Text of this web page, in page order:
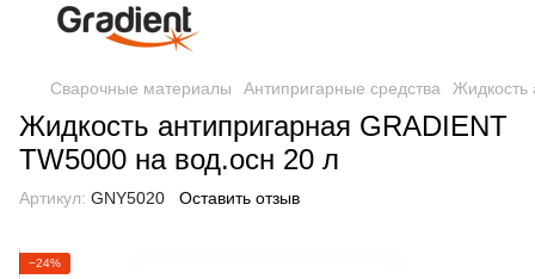
Сварочные материалы Антипригарные средства Жидкость
Жидкость антипригарная GRADIENT
TW5000 на вод.осн 20 л
Артикул: GNY5020 Оставить отзыв
−24%